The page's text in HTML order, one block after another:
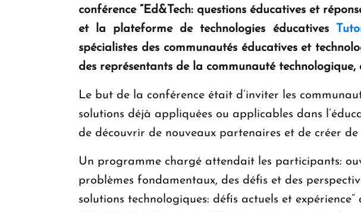
conférence “Ed&Tech: questions éducatives et
et la plateforme de technologies éducatives
spécialistes des communautés éducatives et
des représentants de la communauté
Le but de la conférence était d’inviter les
solutions déjà appliquées ou applicables dans
de découvrir de nouveaux partenaires et de créer de
Un programme chargé attendait les participants:
problèmes fondamentaux, des défis et des
solutions technologiques: défis actuels et